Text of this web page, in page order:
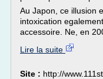
Au Japon, ce illusion
intoxication
accessoire. Ne, en
Lire la suite
Site : http://